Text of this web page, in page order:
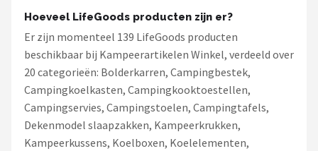
Hoeveel LifeGoods producten zijn er?
Er zijn momenteel 139 LifeGoods producten
beschikbaar bij Kampeerartikelen Winkel, verdeeld over
20 categorieën: Bolderkarren, Campingbestek,
Campingkoelkasten, Campingkooktoestellen,
Campingservies, Campingstoelen, Campingtafels,
Dekenmodel slaapzakken, Kampeerkrukken,
Kampeerkussens, Koelboxen, Koelelementen,